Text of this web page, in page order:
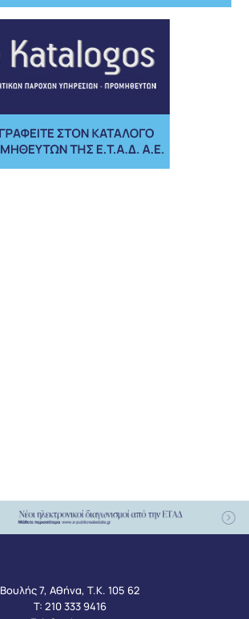
Βουλής 7, Αθήνα, Τ.Κ. 105 62
Τ: 210 333 9416